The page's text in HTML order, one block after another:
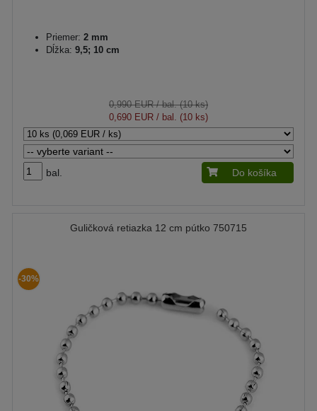
Priemer: 2 mm
Dĺžka: 9,5; 10 cm
0,990 EUR/ bal. (10 ks)
0,690 EUR / bal. (10 ks)
bal. Do košíka
Guličková retiazka 12 cm pútko 750715
-30%